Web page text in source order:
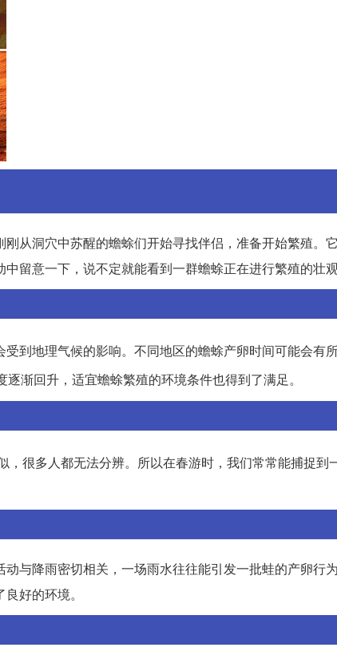
从洞穴中苏醒的蟾蜍们开始寻找伴侣，准备开始繁殖。
留意一下，说不定就能看到一群蟾蜍正在进行繁殖的壮观
到地理气候的影响。不同地区的蟾蜍产卵时间可能会有
渐回升，适宜蟾蜍繁殖的环境条件也得到了满足。
，很多人都无法分辨。所以在春游时，我们常常能捕捉到
与降雨密切相关，一场雨水往往能引发一批蛙的产卵行
好的环境。